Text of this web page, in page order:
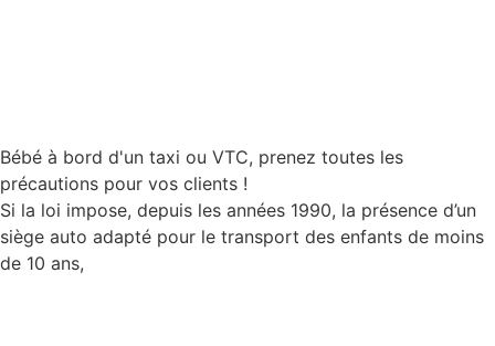
Bébé à bord d'un taxi ou VTC, prenez toutes les
précautions pour vos clients !
Si la loi impose, depuis les années 1990, la présence d’un
siège auto adapté pour le transport des enfants de moins
de 10 ans,